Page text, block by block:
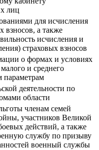
лиц
для исчисления
взносов, а также
исчисления и
страховых взносов
о формах и условиях
и среднего
параметрам
деятельности по
области
членам семей
участников Великой
действий, а также
службу по призыву
военный службы